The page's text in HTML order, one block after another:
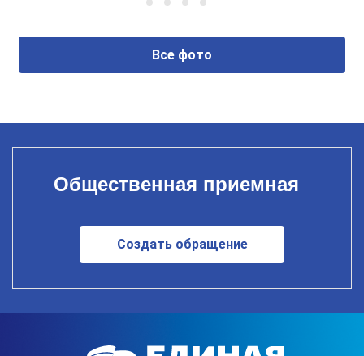
Все фото
Общественная приемная
Создать обращение